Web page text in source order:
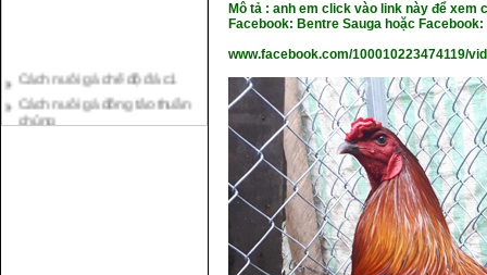
Cách nuôi gà đông tảo thuần
chủng
Kỹ thuật nuôi gà con mới nở
Mô tả : anh em click vào link này để
Facebook: Bentre Sauga hoặc Facebook:
www.facebook.com/100010223474119/